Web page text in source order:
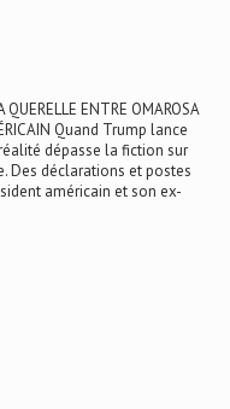
ENTRE OMAROSA
Quand Trump lance
dépasse la fiction sur
Des déclarations et postes
américain et son ex-